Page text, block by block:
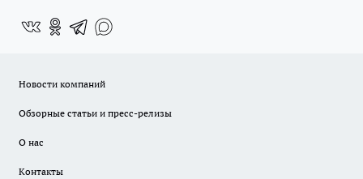
Новости компаний
Обзорные статьи и пресс-релизы
О нас
Контакты